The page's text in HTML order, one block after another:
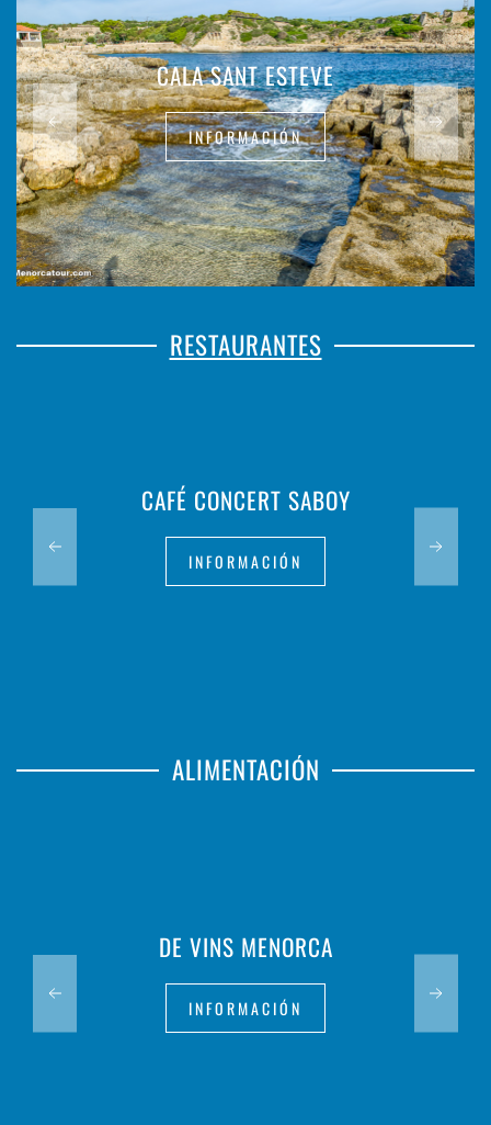
CALA SANT ESTEVE
INFORMACIÓN
RESTAURANTES
CAFÉ CONCERT SABOY
INFORMACIÓN
ALIMENTACIÓN
DE VINS MENORCA
INFORMACIÓN